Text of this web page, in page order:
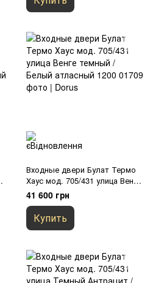
Входные двери Булат Термо
Хаус мод. 705/431 улица Венге
темный / Белый атласный
1200
41 600 грн
Купить